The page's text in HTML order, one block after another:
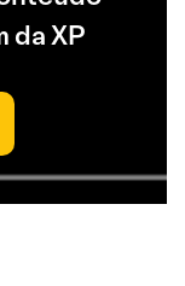
da XP